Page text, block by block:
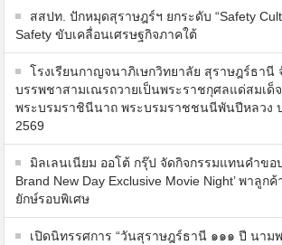
สสปท. ปักหมุดสุราษฎร์ฯ ยกระดับ “Safety
Safety ขับเคลื่อนเศรษฐกิจภาคใต้
โรงเรียนกาญจนาภิเษกวิทยาลัย สุราษฎร์ธานี
บรรพชาสามเณรถวายเป็นพระราชกุศลแด่สมเด็
พระบรมราชินีนาถ พระบรมราชชนนีพันปีหลวง
2569
มิลเลนเนียม ออโต้ กรุ๊ป จัดกิจกรรมแทนคำขอ
Brand New Day Exclusive Movie Night’ พาลู
ยักษ์รอบพิเศษ
เปิดนิทรรศการ “วันสุราษฎร์ธานี ๑๑๑ ปี นาม